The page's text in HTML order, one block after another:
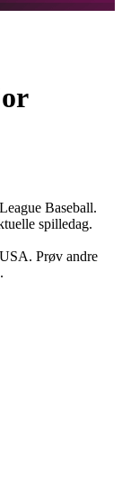
Baseball.
spilledag.
Prøv andre